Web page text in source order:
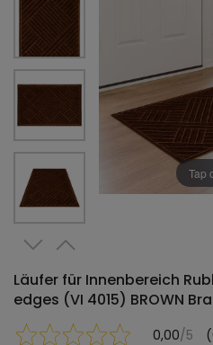
Tap
Läufer für Innenbereich
edges (VI 4015) BROWN
0,00/5